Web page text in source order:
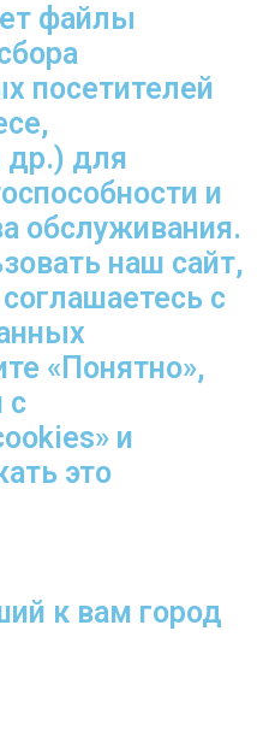
файлы
посетителей
др.) для
и
обслуживания.
наш сайт,
с
«Понятно»,
с
и
это
к вам город